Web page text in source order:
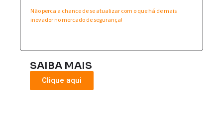
Não perca a chance de se atualizar com o que há de mais
inovador no mercado de segurança!
SAIBA MAIS
Clique aqui